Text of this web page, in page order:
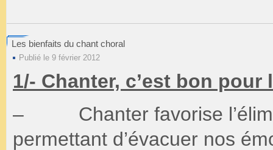
Les bienfaits du chant choral
Publié le 9 février 2012
1/- Chanter, c’est bon pour
– Chanter favorise
permettant d’évacuer nos